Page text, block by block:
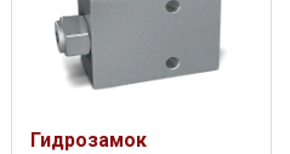
Гидрозамок